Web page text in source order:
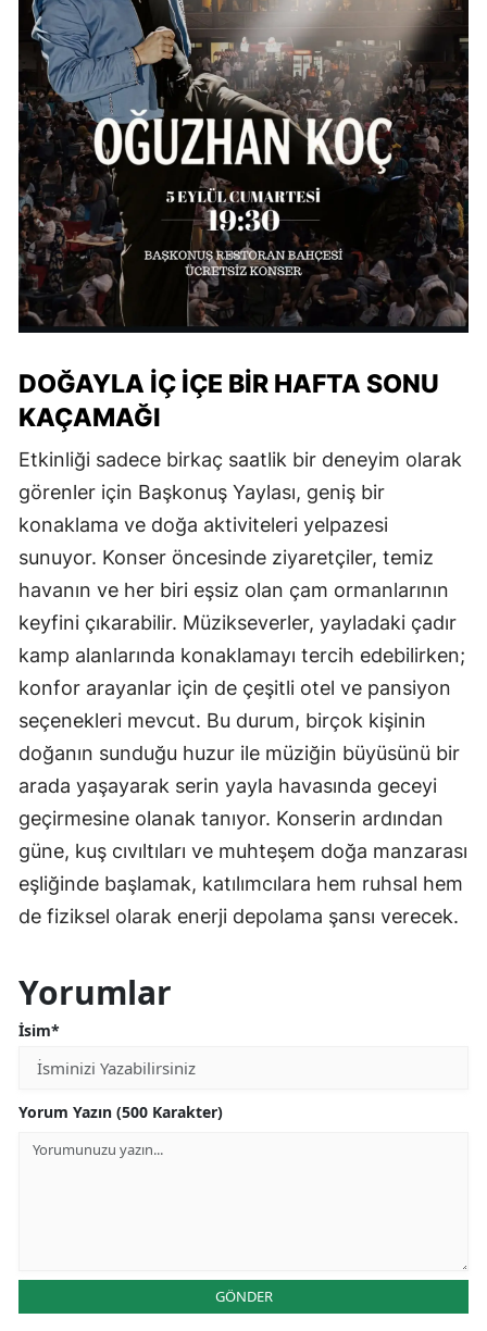
DOĞAYLA İÇ İÇE BİR HAFTA SONU
KAÇAMAĞI
Etkinliği sadece birkaç saatlik bir deneyim olarak
görenler için Başkonuş Yaylası, geniş bir
konaklama ve doğa aktiviteleri yelpazesi
sunuyor. Konser öncesinde ziyaretçiler, temiz
havanın ve her biri eşsiz olan çam ormanlarının
keyfini çıkarabilir. Müzikseverler, yayladaki çadır
kamp alanlarında konaklamayı tercih edebilirken;
konfor arayanlar için de çeşitli otel ve pansiyon
seçenekleri mevcut. Bu durum, birçok kişinin
doğanın sunduğu huzur ile müziğin büyüsünü bir
arada yaşayarak serin yayla havasında geceyi
geçirmesine olanak tanıyor. Konserin ardından
güne, kuş cıvıltıları ve muhteşem doğa manzarası
eşliğinde başlamak, katılımcılara hem ruhsal hem
de fiziksel olarak enerji depolama şansı verecek.
Yorumlar
İsim*
Yorum Yazın (500 Karakter)
GÖNDER